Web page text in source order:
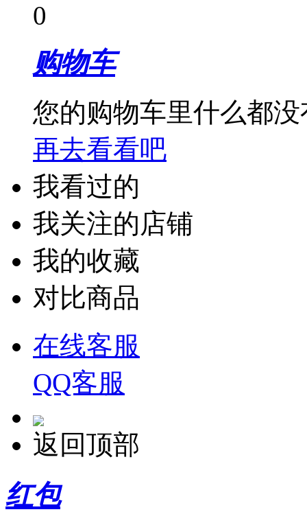
0
购物车
您的购物车里什么都没
再去看看吧
我看过的
我关注的店铺
我的收藏
对比商品
在线客服
QQ客服
返回顶部
红包